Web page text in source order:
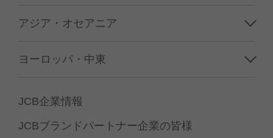
ハワイ
カナダ
アジア・オセアニア
韓国
香港／マカオ
中国
ヨーロッパ・中東
JCB企業情報
JCBブランドパートナー企業の皆様